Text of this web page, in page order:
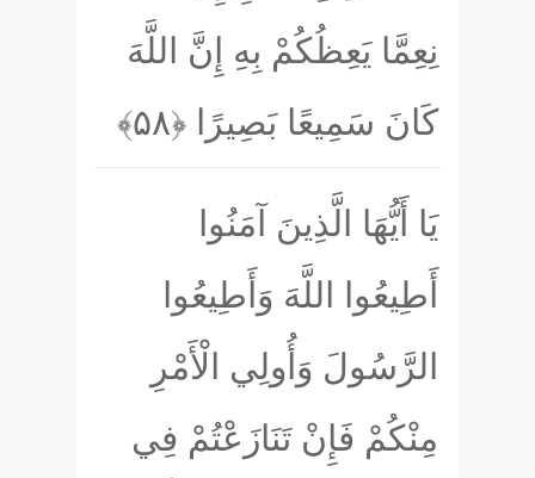
نِعِمَّا يَعِظُكُمْ بِهِ إِنَّ اللَّهَ
كَانَ سَمِيعًا بَصِيرًا ﴿۵۸﴾
يَا أَيُّهَا الَّذِينَ آمَنُوا
أَطِيعُوا اللَّهَ وَأَطِيعُوا
الرَّسُولَ وَأُولِي الْأَمْرِ
مِنْكُمْ فَإِنْ تَنَازَعْتُمْ فِي